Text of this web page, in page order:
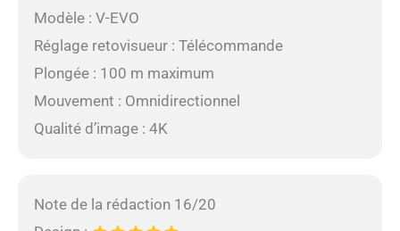
Modèle : V-EVO
Réglage retovisueur : Télécommande
Plongée : 100 m maximum
Mouvement : Omnidirectionnel
Qualité d’image : 4K
Note de la rédaction 16/20